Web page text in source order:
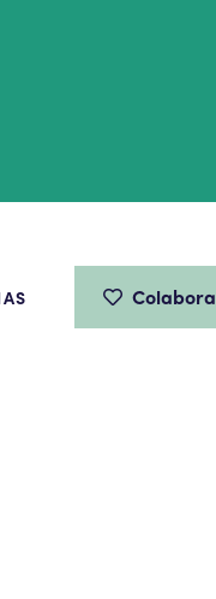
Colabora